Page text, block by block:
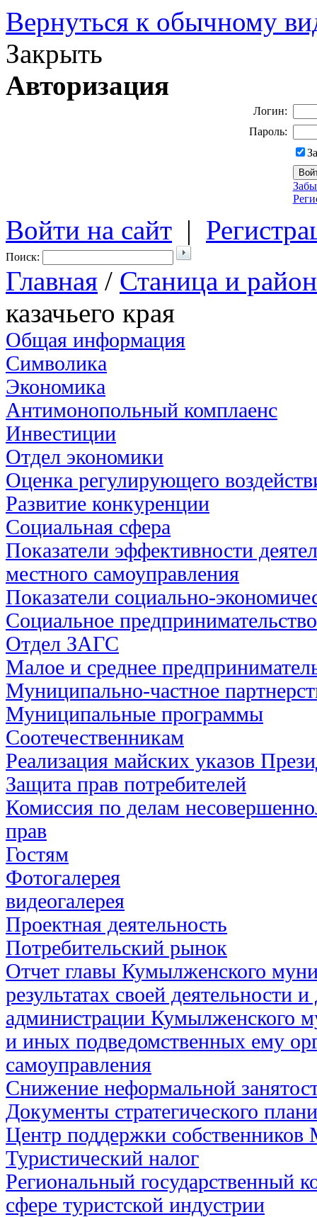
Вернуться к обычному
Закрыть
Авторизация
Логин:
Пароль:
Войти на сайт |
Поиск:
Главная / Станица и район
казачьего края
Общая информация
Символика
Экономика
Антимонопольный комплаенс
Инвестиции
Отдел экономики
Оценка регулирующего
Развитие конкуренции
Социальная сфера
Показатели эффективности
местного самоуправления
Показатели социально-
Социальное предпринимательство
Отдел ЗАГС
Малое и среднее
Муниципально-частное
Муниципальные программы
Соотечественникам
Реализация майских указов
Защита прав потребителей
Комиссия по делам
прав
Гостям
Фотогалерея
видеогалерея
Проектная деятельность
Потребительский рынок
Отчет главы Кумылженского
результатах своей деятельности
администрации Кумылженского
и иных подведомственных ему
самоуправления
Снижение неформальной
Документы стратегического
Центр поддержки
Туристический налог
Региональный государственный
сфере туристской индустрии